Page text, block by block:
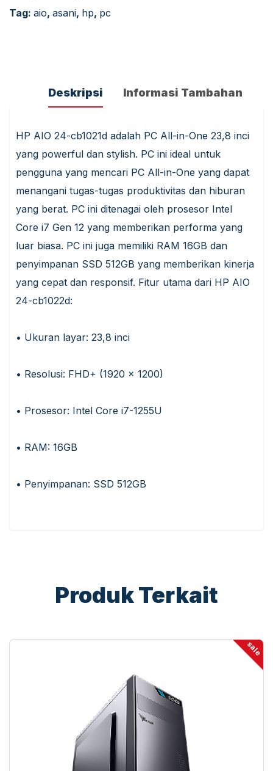
Tag: aio, asani, hp, pc
Deskripsi Informasi Tambahan
HP AIO 24-cb1021d adalah PC All-in-One 23,8 inci
yang powerful dan stylish. PC ini ideal untuk
pengguna yang mencari PC All-in-One yang dapat
menangani tugas-tugas produktivitas dan hiburan
yang berat. PC ini ditenagai oleh prosesor Intel
Core i7 Gen 12 yang memberikan performa yang
luar biasa. PC ini juga memiliki RAM 16GB dan
penyimpanan SSD 512GB yang memberikan kinerja
yang cepat dan responsif. Fitur utama dari HP AIO
24-cb1022d:
• Ukuran layar: 23,8 inci
• Resolusi: FHD+ (1920 x 1200)
• Prosesor: Intel Core i7-1255U
• RAM: 16GB
• Penyimpanan: SSD 512GB
Produk Terkait
sale